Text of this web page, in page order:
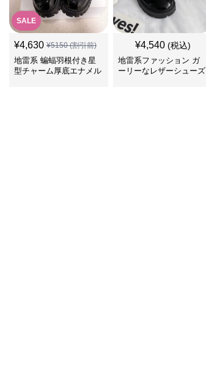
SALE
¥4,630 ¥5150(割引前)
地雷系 蝙蝠羽根付き星
型チャーム厚底エナメル
¥4,540 (税込)
地雷系ファッション ガ
ーリーなレザーシューズ